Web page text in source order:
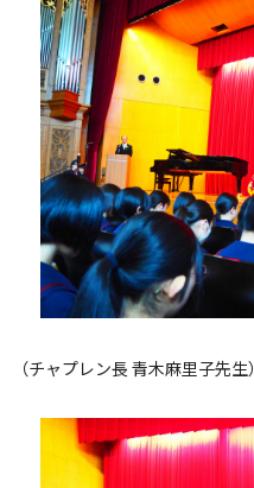
（チャプレン長 青木麻里子先生）